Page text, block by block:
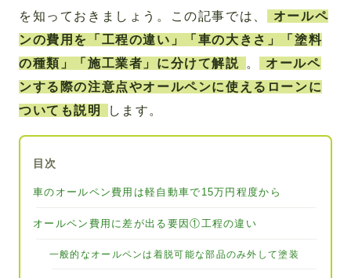
を知っておきましょう。この記事では、
オールペ
ンの費用を「工程の違い」「車の大きさ」「塗料
の種類」「施工業者」に分けて解説
。
オールペ
ンする際の注意点やオールペンに使えるローンに
ついても説明
します。
目次
車のオールペン費用は軽自動車で15万円程度から
オールペン費用に差が出る要因①工程の違い
一般的なオールペンは着脱可能な部品のみ外して塗装